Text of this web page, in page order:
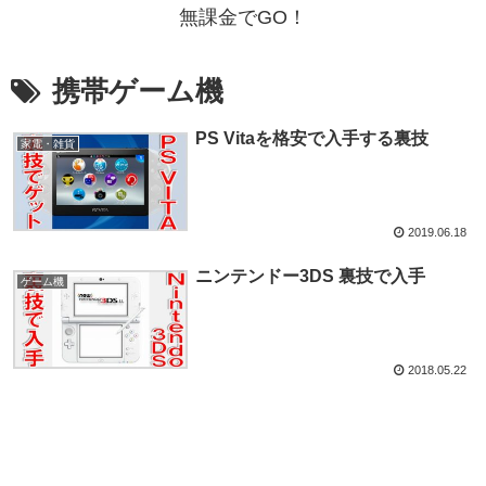
無課金でGO！
携帯ゲーム機
家電・雑貨 PS Vitaを格安で入手する裏技
2019.06.18
ゲーム機 ニンテンドー3DS 裏技で入手
2018.05.22